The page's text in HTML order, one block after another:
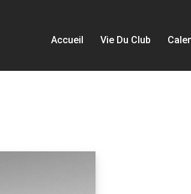
Accueil Vie Du Club